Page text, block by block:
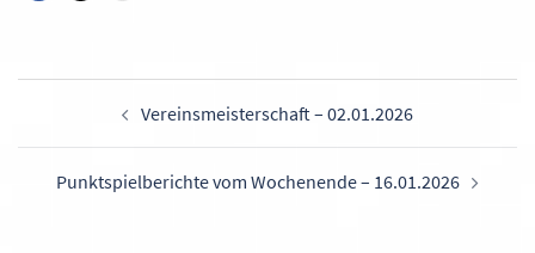
Vereinsmeisterschaft – 02.01.2026
Punktspielberichte vom Wochenende – 16.01.2026